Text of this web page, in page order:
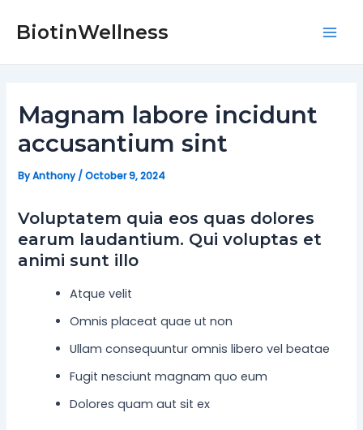
BiotinWellness
Magnam labore incidunt
accusantium sint
ByAnthony/October 9, 2024
Voluptatem quia eos quas dolores
earum laudantium. Qui voluptas et
animi sunt illo
Atque velit
Omnis placeat quae ut non
Ullam consequuntur omnis libero vel beatae
Fugit nesciunt magnam quo eum
Dolores quam aut sit ex
navigation